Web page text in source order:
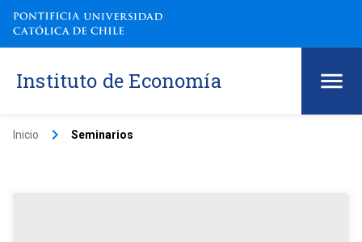
Instituto de Economía
Inicio keyboard_arrow_right Seminarios